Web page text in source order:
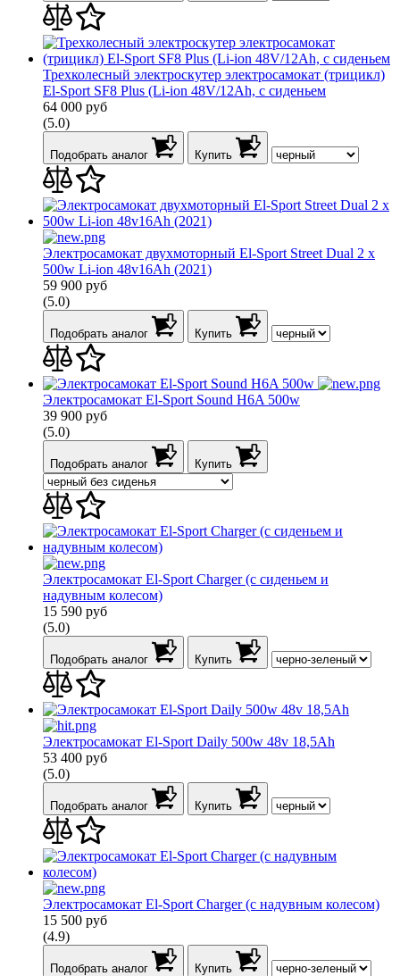
Трехколесный электроскутер электросамокат (трицикл)
El-Sport SF8 Plus (Li-ion 48V/12Ah, с сиденьем
64 000 руб
(5.0)
Подобрать аналог Купить
Электросамокат двухмоторный El-Sport Street Dual 2 х
500w Li-ion 48v16Ah (2021)
59 900 руб
(5.0)
Подобрать аналог Купить
Электросамокат El-Sport Sound H6A 500w
39 900 руб
(5.0)
Подобрать аналог Купить
Электросамокат El-Sport Charger (c сиденьем и
надувным колесом)
15 590 руб
(5.0)
Подобрать аналог Купить
Электросамокат El-Sport Daily 500w 48v 18,5Ah
53 400 руб
(5.0)
Подобрать аналог Купить
Электросамокат El-Sport Charger (c надувным колесом)
15 500 руб
(4.9)
Подобрать аналог Купить